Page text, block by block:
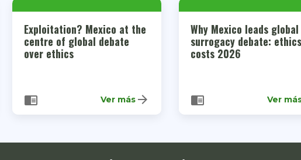
Exploitation? Mexico at the
centre of global debate
over ethics
chrome_reader_mode Ver más arrow_forward
Why Mexico leads global
surrogacy debate:
costs 2026
chrome_reader_mode Ver